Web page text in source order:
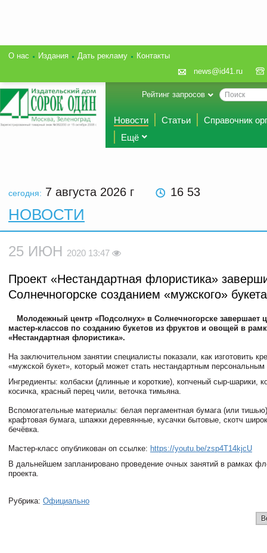
О нас Издания Дать рекламу
Контакты
news@id41.ru
Рейтинг запросов
Новости Статьи
Справочник
Ещё
сегодня: 7 августа 2026 г 16 53
НОВОСТИ
25 ИЮН 2020 13:47
Проект «Нестандартная флористика»
Солнечногорске созданием «мужского» букета
Молодежный центр «Подсолнух» в Солнечногорске завершает
мастер-классов по созданию букетов из фруктов и овощей в
«Нестандартная флористика».
На заключительном занятии специалисты показали, как изготовить
«мужской букет», который может стать нестандартным
Ингредиенты: колбаски (длинные и короткие), копченый сыр-шарики,
косичка, красный перец чили, веточка тимьяна.
Вспомогательные материалы: белая пергаментная бумага (или
крафтовая бумага, шпажки деревянные, кусачки бытовые, скотч
бечёвка.
Мастер-класс опубликован оп ссылке: https://youtu.be/zsp4T14kjcU
В дальнейшем запланировано проведение очных занятий в рамках
проекта.
Рубрика: Официально